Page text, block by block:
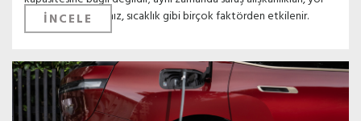
ve hava koşulları, hız, sıcaklık gibi birçok faktörden etkilenir.
İNCELE